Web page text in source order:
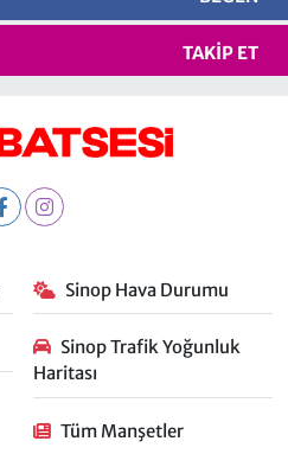
TAKIP ET
Sinop Hava Durumu
Sinop Trafik Yoğunluk
Haritası
Tüm Manşetler